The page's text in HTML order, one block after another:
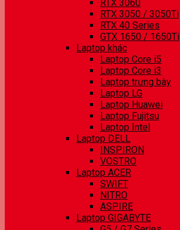
RTX 3060
RTX 3050 / 3050Ti
RTX 40 Series
GTX 1650 / 1650Ti
Laptop khác
Laptop Core i5
Laptop Core i3
Laptop trưng bày
Laptop LG
Laptop Huawei
Laptop Fujitsu
Laptop Intel
Laptop DELL
INSPIRON
VOSTRO
Laptop ACER
SWIFT
NITRO
ASPIRE
Laptop GIGABYTE